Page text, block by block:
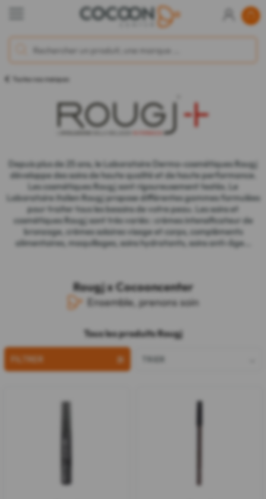
Toutes nos marques
Depuis plus de 25 ans, le Laboratoire Dermo-cosmétiques Rougj
développe des soins de haute qualité et de haute performance.
Les cosmétiques Rougj sont rigoureusement testés. Le
Laboratoire italien Rougj propose différentes gammes formulées
pour traiter tous les besoins de votre peau. Les soins et
cosmétiques Rougj sont très variés : crèmes intensificateur de
bronzage, crèmes solaires visage et corps, compléments
alimentaires, maquillages, soins hydratants, soins anti-âge...
Rougj x Cocooncenter
Ensemble, prenons soin
Tous les produits Rougj
FILTRER